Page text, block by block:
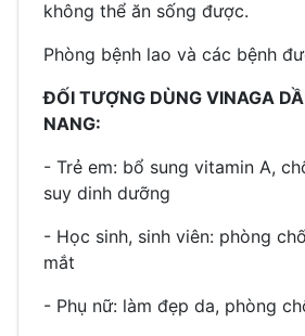
không thể ăn sống được.
Phòng bệnh lao và các bệnh
ĐỐI TƯỢNG DÙNG VINAGA
NANG:
- Trẻ em: bổ sung vitamin A,
suy dinh dưỡng
- Học sinh, sinh viên: phòng
mắt
- Phụ nữ: làm đẹp da, phòng